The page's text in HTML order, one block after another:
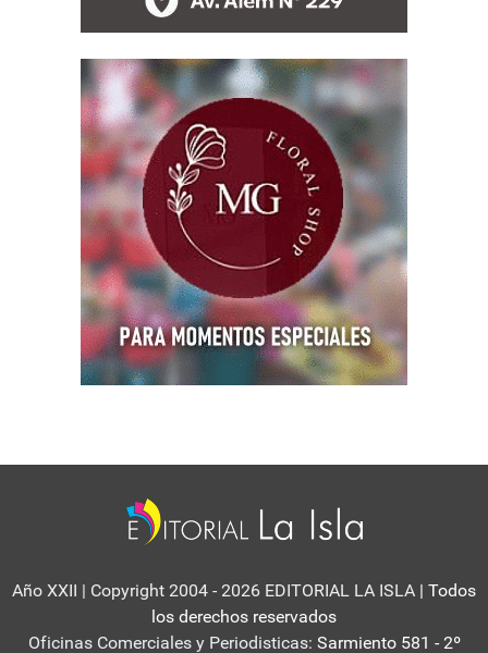
Año XXII | Copyright 2004 - 2026 EDITORIAL LA ISLA | Todos
los derechos reservados
Oficinas Comerciales y Periodisticas: Sarmiento 581 - 2º